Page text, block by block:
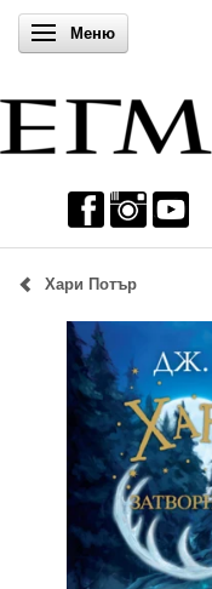
Включи навигацията
Меню
Хари Потър